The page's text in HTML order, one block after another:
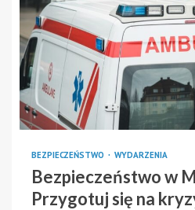
BEZPIECZEŃSTWO WYDARZENIA
Bezpieczeństwo w
Przygotuj się na